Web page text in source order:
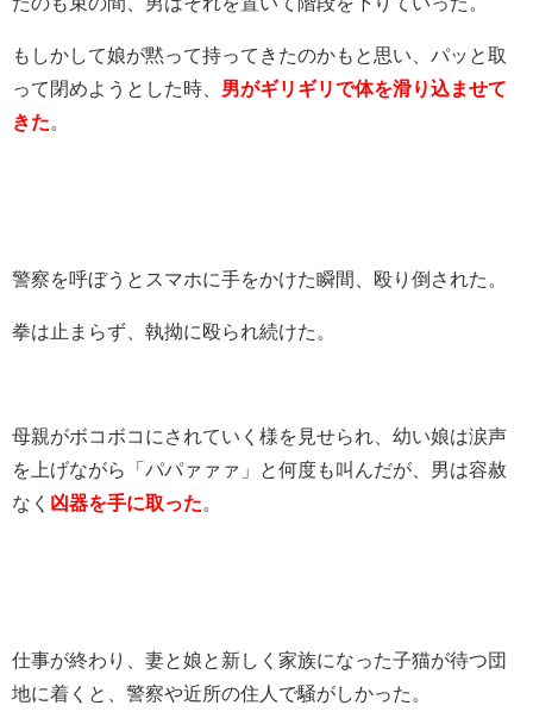
もしかして娘が黙って持ってきたのかもと思い、パッと取
って閉めようとした時、 男がギリギリで体を滑り込ませて
きた
警察を呼ぼうとスマホに手をかけた瞬間、殴り倒された。
拳は止まらず、執拗に殴られ続けた。
母親がボコボコにされていく様を見せられ、幼い娘は涙声
を上げながら「パパァァァ」と何度も叫んだが、男は容赦
なく 凶器を手に取った
仕事が終わり、妻と娘と新しく家族になった子猫が待つ団
地に着くと、警察や近所の住人で騒がしかった。